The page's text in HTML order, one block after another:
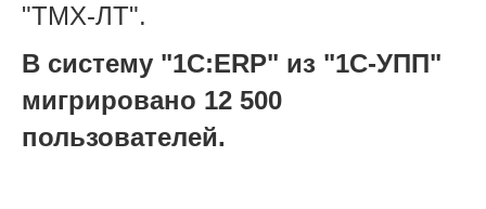
"ТМХ-ЛТ".
В систему "1С:ERP" из "1С-УПП"
мигрировано 12 500
пользователей.